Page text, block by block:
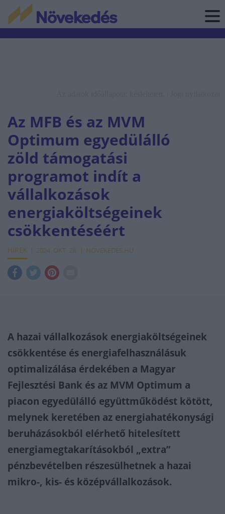
Az MFB és az MVM
Optimum egyedülálló
zöld támogatási
programot indít a
vállalkozások
energiaköltségeinek
csökkentéséért
HÍREK 2024. OKT. 28. NÖVEKEDÉS.HU
A hazai vállalkozások energiaköltségeinek
csökkentése és energiafelhasználásuk
optimalizálása érdekében a Magyar
Fejlesztési Bank és az MVM Optimum a
piacon egyedülálló együttműködést kötött,
melynek keretében az energiahatékonysági
beruházásokból elérhető hitelesített
energiamegtakarításokból „extra”
pénzbevételben részesülhetnek a hazai
mikro-, kis- és középvállalkozások.